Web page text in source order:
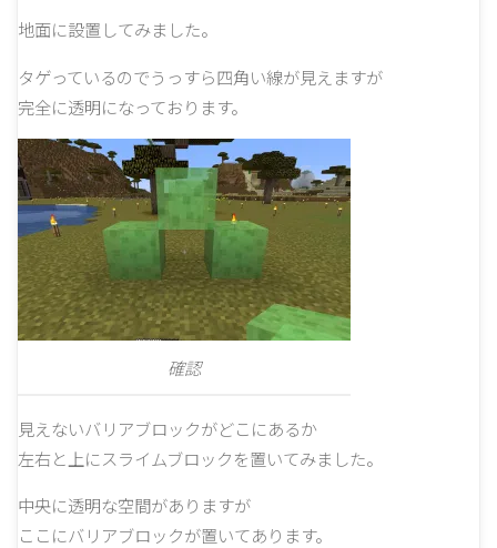
地面に設置してみました。
タゲっているのでうっすら四角い線が見えますが
完全に透明になっております。
確認
見えないバリアブロックがどこにあるか
左右と上にスライムブロックを置いてみました。
中央に透明な空間がありますが
ここにバリアブロックが置いてあります。